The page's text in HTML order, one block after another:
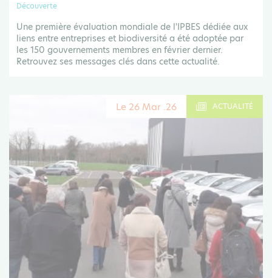
Découverte
Une première évaluation mondiale de l'IPBES dédiée aux
liens entre entreprises et biodiversité a été adoptée par
les 150 gouvernements membres en février dernier.
Retrouvez ses messages clés dans cette actualité.
Le 26 Mar .26 ACTUALITÉ